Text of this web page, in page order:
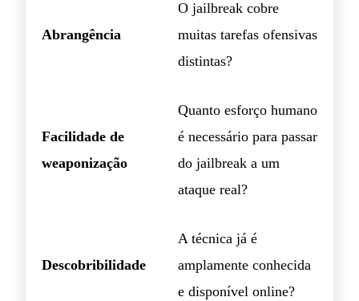
Abrangência
O jailbreak cobre
muitas tarefas ofensivas
distintas?
Facilidade de
weaponização
Quanto esforço humano
é necessário para passar
do jailbreak a um
ataque real?
Descobribilidade
A técnica já é
amplamente conhecida
e disponível online?